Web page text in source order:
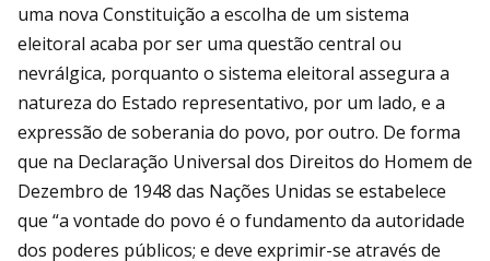
uma nova Constituição a escolha de um sistema
eleitoral acaba por ser uma questão central ou
nevrálgica, porquanto o sistema eleitoral assegura a
natureza do Estado representativo, por um lado, e a
expressão de soberania do povo, por outro. De forma
que na Declaração Universal dos Direitos do Homem de
Dezembro de 1948 das Nações Unidas se estabelece
que “a vontade do povo é o fundamento da autoridade
dos poderes públicos; e deve exprimir-se através de